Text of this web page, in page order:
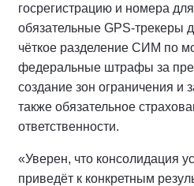
госрегистрацию и номера
обязательные GPS-трекеры
чёткое разделение СИМ по
федеральные штрафы за
создание зон ограничения и
также обязательное
ответственности.
«Уверен, что консолидация
приведёт к конкретным